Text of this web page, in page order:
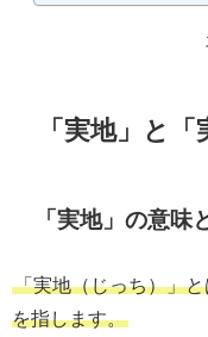
「実地」と
「実地」の意味
「実地（じっち）」
を指します。